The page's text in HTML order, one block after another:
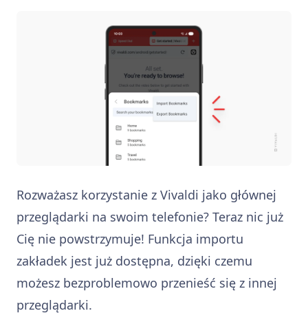
Rozważasz korzystanie z Vivaldi jako głównej
przeglądarki na swoim telefonie? Teraz nic już
Cię nie powstrzymuje! Funkcja importu
zakładek jest już dostępna, dzięki czemu
możesz bezproblemowo przenieść się z innej
przeglądarki.